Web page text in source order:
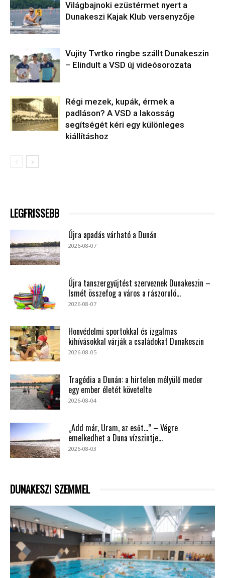
Világbajnoki ezüstérmet nyert a
Dunakeszi Kajak Klub versenyzője
Vujity Tvrtko ringbe szállt Dunakeszin
– Elindult a VSD új videósorozata
Régi mezek, kupák, érmek a
padláson? A VSD a lakosság
segítségét kéri egy különleges
kiállításhoz
LEGFRISSEBB
Újra apadás várható a Dunán
2026-08-07
Újra tanszergyűjtést szerveznek Dunakeszin –
Ismét összefog a város a rászoruló...
2026-08-07
Honvédelmi sportokkal és izgalmas
kihívásokkal várják a családokat Dunakeszin
2026-08-05
Tragédia a Dunán: a hirtelen mélyülő meder
egy ember életét követelte
2026-08-04
„Add már, Uram, az esőt…” – Végre
emelkedhet a Duna vízszintje...
2026-08-03
DUNAKESZI SZEMMEL